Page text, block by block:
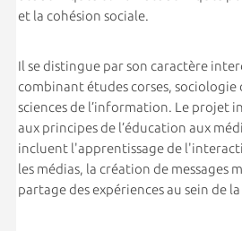
et la cohésion sociale.
Il se distingue par son caractère
combinant études corses, sociologie
sciences de l’information. Le projet
aux principes de l’éducation aux
incluent l'apprentissage de
les médias, la création de messages
partage des expériences au sein de